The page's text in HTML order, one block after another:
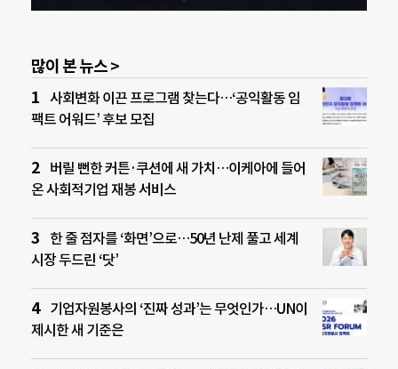
많이 본 뉴스 >
사회변화 이끈 프로그램 찾는다…‘공익활동 임
팩트 어워드’ 후보 모집
버릴 뻔한 커튼·쿠션에 새 가치…이케아에 들어
온 사회적기업 재봉 서비스
한 줄 점자를 ‘화면’으로…50년 난제 풀고 세계
시장 두드린 ‘닷’
기업자원봉사의 ‘진짜 성과’는 무엇인가…UN이
제시한 새 기준은